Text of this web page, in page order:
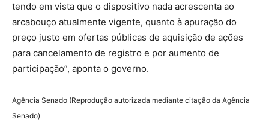
tendo em vista que o dispositivo nada acrescenta ao
arcabouço atualmente vigente, quanto à apuração do
preço justo em ofertas públicas de aquisição de ações
para cancelamento de registro e por aumento de
participação”, aponta o governo.
Agência Senado (Reprodução autorizada mediante citação da Agência
Senado)